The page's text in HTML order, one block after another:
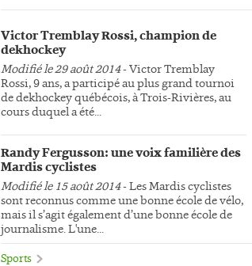
Victor Tremblay Rossi, champion de
dekhockey
Modifié le 29 août 2014- Victor Tremblay
Rossi, 9 ans, a participé au plus grand tournoi
de dekhockey québécois, à Trois-Rivières, au
cours duquel a été...
Randy Fergusson: une voix familière des
Mardis cyclistes
Modifié le 15 août 2014- Les Mardis cyclistes
sont reconnus comme une bonne école de vélo,
mais il s’agit également d’une bonne école de
journalisme. L'une...
Sports